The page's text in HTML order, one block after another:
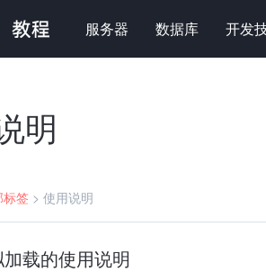
服务器 数据库 开发
明
标签 > 使用说明
载的使用说明